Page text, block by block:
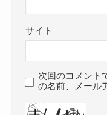
サイト
次回のコメント
の名前、メール